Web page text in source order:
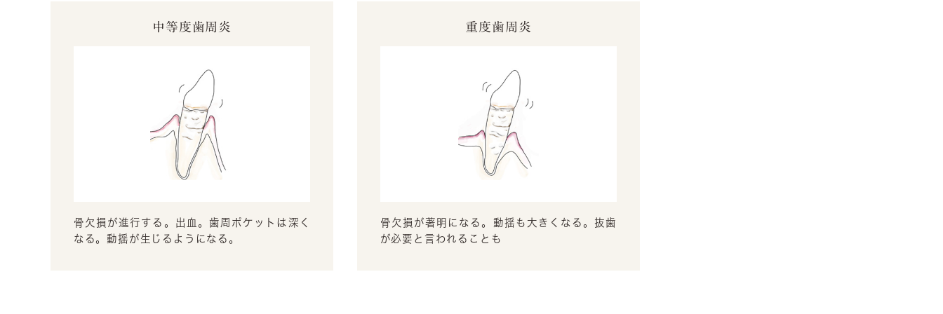
中等度歯周炎
骨欠損が進行する。出血。歯周ポケットは深く
なる。動揺が生じるようになる。
重度歯周炎
骨欠損が著明になる。動揺も大きくなる。抜歯
が必要と言われることも